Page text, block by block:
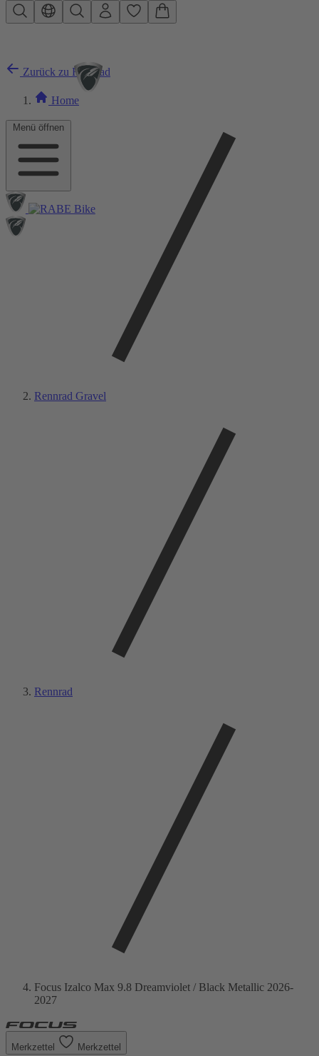
Zum Hauptinhalt springen
Menü öffnen
Zurück zu Rennrad
Home
Rennrad Gravel
Rennrad
Focus Izalco Max 9.8 Dreamviolet / Black Metallic 2026-
2027
Merkzettel Merkzettel